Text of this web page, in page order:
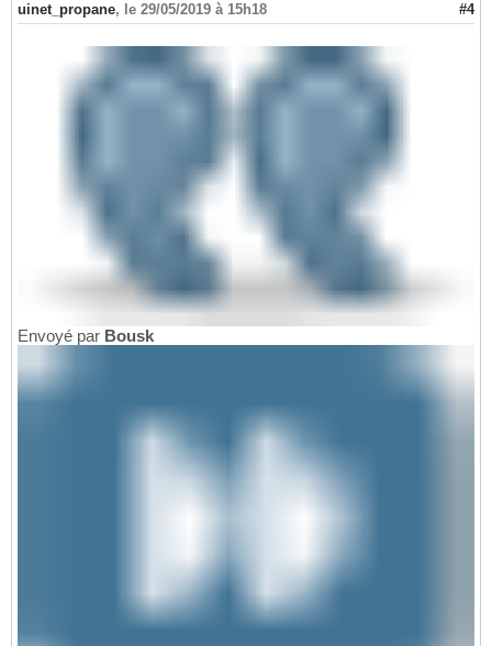
uinet_propane, le 29/05/2019 à 15h18 #4
Envoyé par Bousk